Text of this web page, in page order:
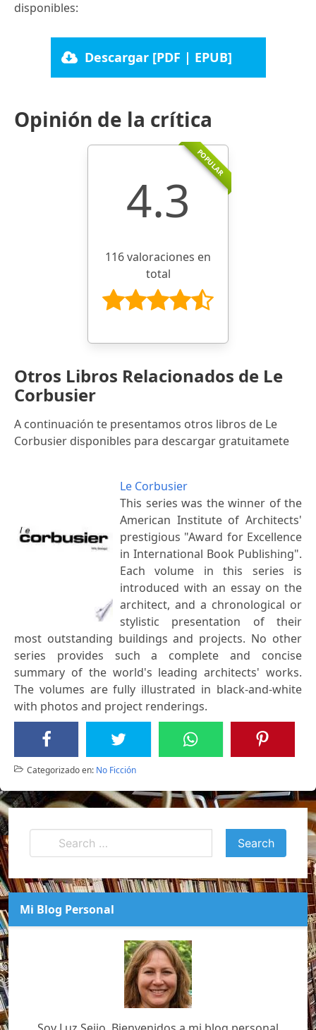
disponibles:
Descargar [PDF | EPUB]
Opinión de la crítica
POPULAR
4.3
116 valoraciones en
total
Otros Libros Relacionados de Le
Corbusier
A continuación te presentamos otros libros de Le
Corbusier disponibles para descargar gratuitamete
Le Corbusier
This series was the winner of the
American Institute of Architects'
prestigious "Award for Excellence
in International Book Publishing".
Each volume in this series is
introduced with an essay on the
architect, and a chronological or
stylistic presentation of their
most outstanding buildings and projects. No other
series provides such a complete and concise
summary of the world's leading architects' works.
The volumes are fully illustrated in black-and-white
with photos and project renderings.
Categorizado en: No Ficción
Mi Blog Personal